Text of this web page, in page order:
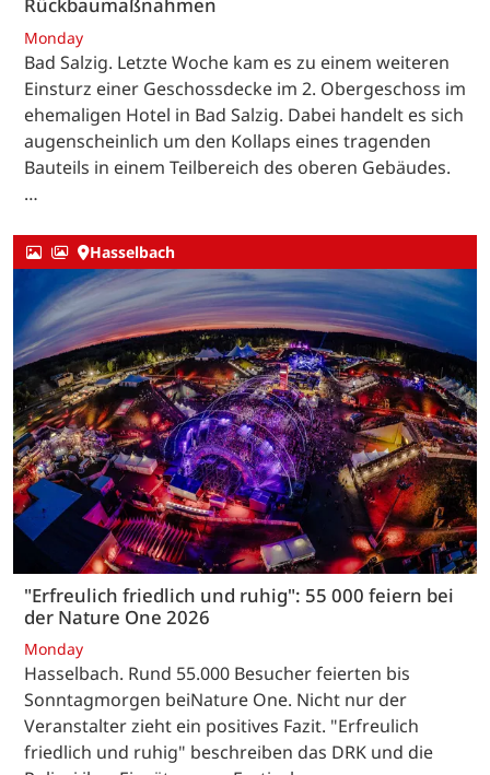
Rückbaumaßnahmen
Monday
Bad Salzig. Letzte Woche kam es zu einem weiteren
Einsturz einer Geschossdecke im 2. Obergeschoss im
ehemaligen Hotel in Bad Salzig. Dabei handelt es sich
augenscheinlich um den Kollaps eines tragenden
Bauteils in einem Teilbereich des oberen Gebäudes.
…
Hasselbach
"Erfreulich friedlich und ruhig": 55 000 feiern bei
der Nature One 2026
Monday
Hasselbach. Rund 55.000 Besucher feierten bis
Sonntagmorgen beiNature One. Nicht nur der
Veranstalter zieht ein positives Fazit. "Erfreulich
friedlich und ruhig" beschreiben das DRK und die